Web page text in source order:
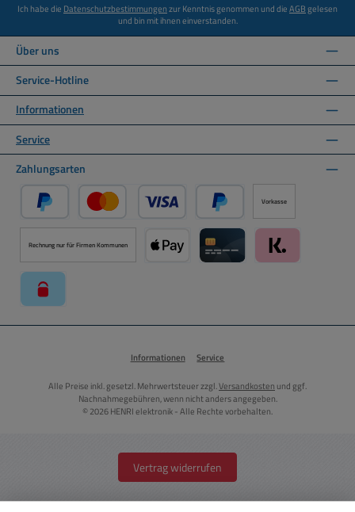
Ich habe die Datenschutzbestimmungenzur Kenntnis genommen und dieAGBgelesen
und bin mit ihnen einverstanden.
Über uns
Service-Hotline
Informationen
Service
Zahlungsarten
PayPal Kredit- oder Debitkarte über PayPal
Später Bezahlen über PayPal
Vorkasse
Rechnung nur für Firmen Kommunen
Informationen Service
Alle Preise inkl. gesetzl. Mehrwertsteuer zzgl.Versandkosten und ggf.
Nachnahmegebühren, wenn nicht anders angegeben.
© 2026 HENRI elektronik - Alle Rechte vorbehalten.
Vertrag widerrufen